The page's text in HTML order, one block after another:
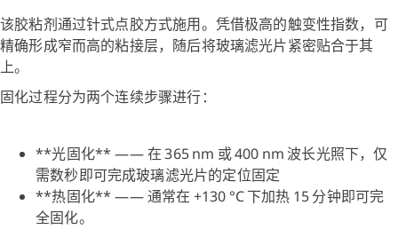
该胶粘剂通过针式点胶方式施用。凭借极高的触变性指数，可
精确形成窄而高的粘接层，随后将玻璃滤光片紧密贴合于其
上。
固化过程分为两个连续步骤进行：
**光固化** —— 在 365 nm 或 400 nm 波长光照下，仅
需数秒即可完成玻璃滤光片的定位固定
**热固化** —— 通常在 +130 °C 下加热 15 分钟即可完
全固化。